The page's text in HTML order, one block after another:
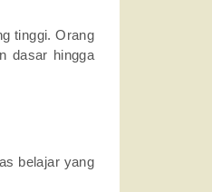
tinggi. Orang
dasar hingga
belajar yang